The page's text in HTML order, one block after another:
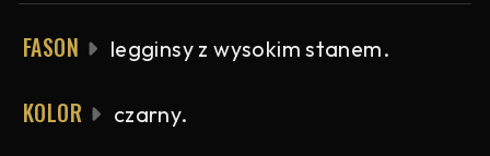
FASON legginsy z wysokim stanem.
KOLOR czarny.